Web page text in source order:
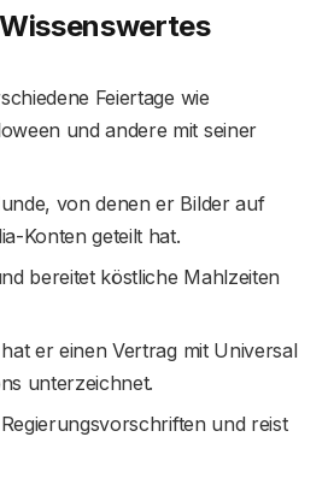
Feiertage wie
und andere mit seiner
von denen er Bilder auf
Konten geteilt hat.
bereitet köstliche Mahlzeiten
er einen Vertrag mit Universal
unterzeichnet.
und reist